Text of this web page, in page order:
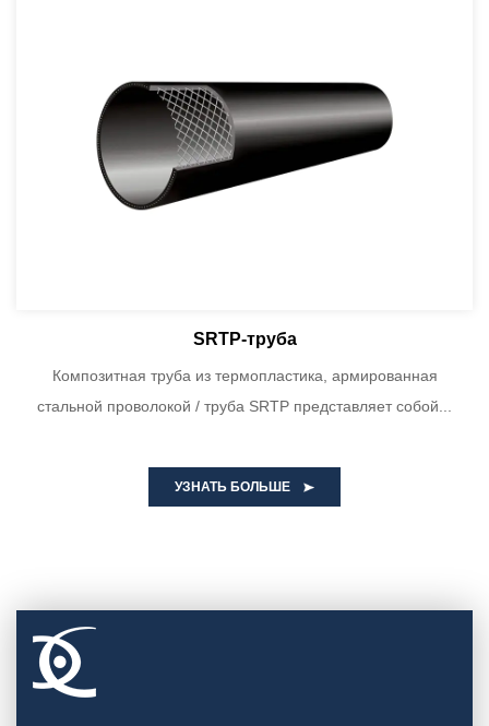
SRTP-труба
Композитная труба из термопластика, армированная
стальной проволокой / труба SRTP представляет собой...
УЗНАТЬ БОЛЬШЕ